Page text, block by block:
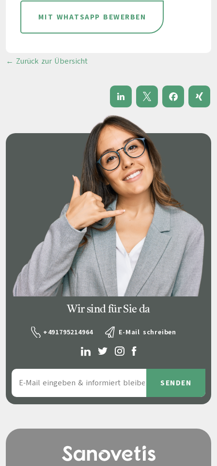
MIT WHATSAPP BEWERBEN
← Zurück zur Übersicht
Wir sind für Sie da
+491795214964 E-Mail schreiben